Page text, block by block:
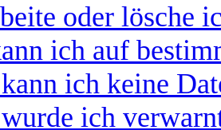
oder lösche
ich auf
ich keine
ich